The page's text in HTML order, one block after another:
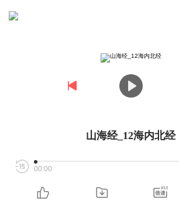
山海经_12海内北经
00:00